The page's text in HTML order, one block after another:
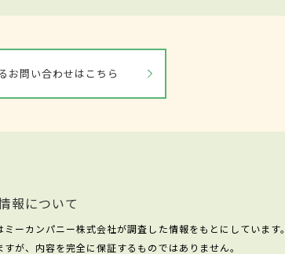
お問い合わせはこちら
報について
ーカンパニー株式会社が調査した情報をもとにしています。
が、内容を完全に保証するものではありません。